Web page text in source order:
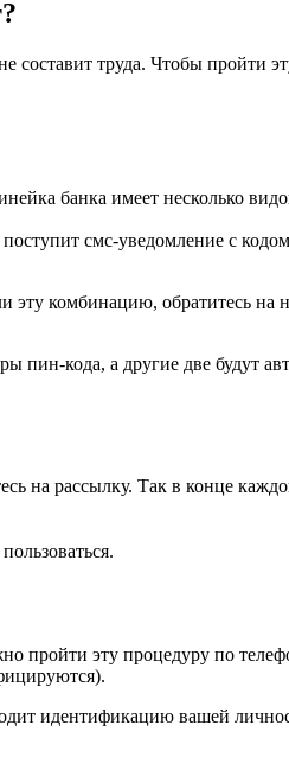
труда. Чтобы пройти
банка имеет несколько
смс-уведомление с
комбинацию, обратитесь
кода, а другие две будут
на рассылку. Так в конце
эту процедуру по
идентификацию вашей